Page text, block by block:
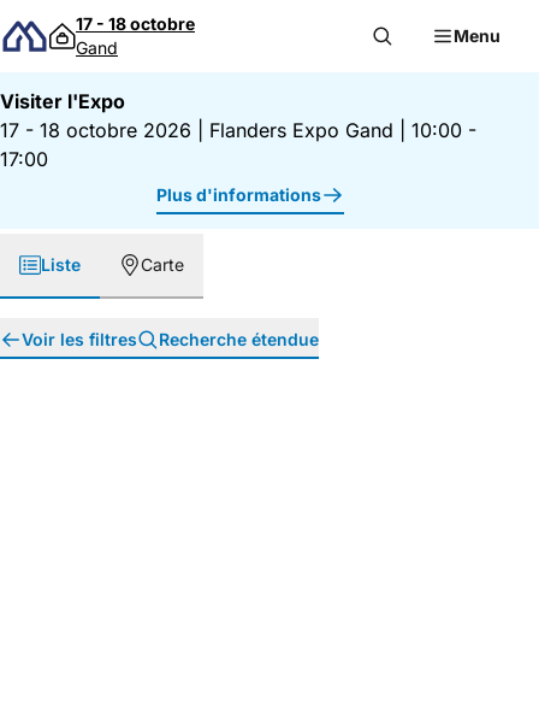
Passer au contenu
17 - 18 octobre
Gand
Menu
Visiter l'Expo
17 - 18 octobre 2026
Flanders Expo Gand
10:00 -
17:00
Plus d'informations
Liste Carte
Voir les filtres Recherche étendue